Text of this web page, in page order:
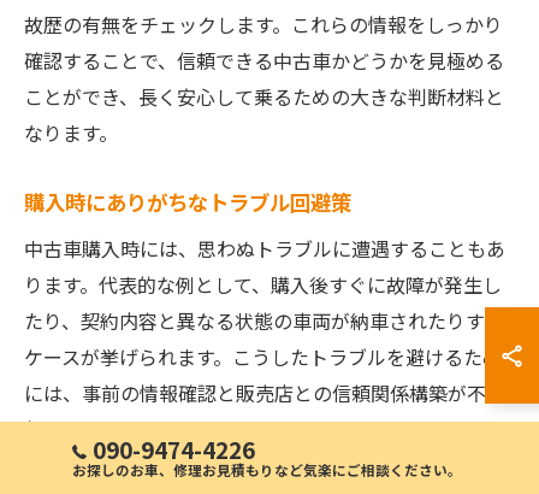
故歴の有無をチェックします。これらの情報をしっかり
確認することで、信頼できる中古車かどうかを見極める
ことができ、長く安心して乗るための大きな判断材料と
なります。
購入時にありがちなトラブル回避策
中古車購入時には、思わぬトラブルに遭遇することもあ
ります。代表的な例として、購入後すぐに故障が発生し
たり、契約内容と異なる状態の車両が納車されたりする
ケースが挙げられます。こうしたトラブルを避けるため
には、事前の情報確認と販売店との信頼関係構築が不可
欠です。
トラブル回避のためには、書面で契約内容を明確に残す
090-9474-4226
お探しのお車、修理お見積もりなど気楽にご相談ください。